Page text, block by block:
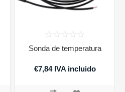
Sonda de temperatura
€7,84 IVA incluido